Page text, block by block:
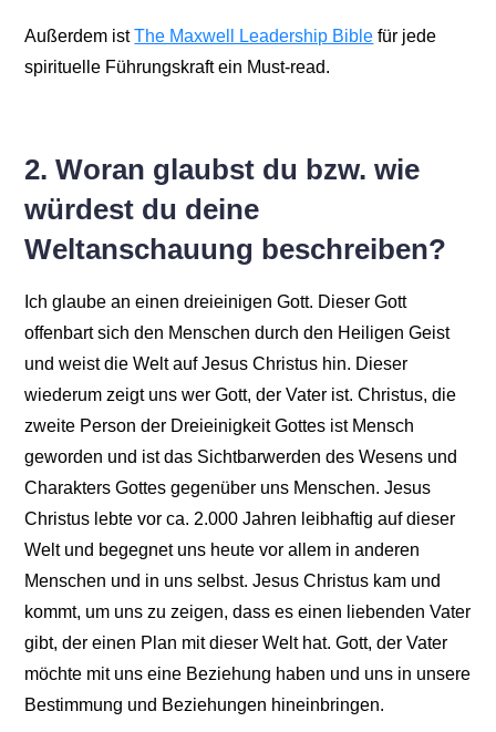
Außerdem istThe Maxwell Leadership Bible für jede
spirituelle Führungskraft ein Must-read.
2. Woran glaubst du bzw. wie
würdest du deine
Weltanschauung beschreiben?
Ich glaube an einen dreieinigen Gott. Dieser Gott
offenbart sich den Menschen durch den Heiligen Geist
und weist die Welt auf Jesus Christus hin. Dieser
wiederum zeigt uns wer Gott, der Vater ist. Christus, die
zweite Person der Dreieinigkeit Gottes ist Mensch
geworden und ist das Sichtbarwerden des Wesens und
Charakters Gottes gegenüber uns Menschen. Jesus
Christus lebte vor ca. 2.000 Jahren leibhaftig auf dieser
Welt und begegnet uns heute vor allem in anderen
Menschen und in uns selbst. Jesus Christus kam und
kommt, um uns zu zeigen, dass es einen liebenden Vater
gibt, der einen Plan mit dieser Welt hat. Gott, der Vater
möchte mit uns eine Beziehung haben und uns in unsere
Bestimmung und Beziehungen hineinbringen.